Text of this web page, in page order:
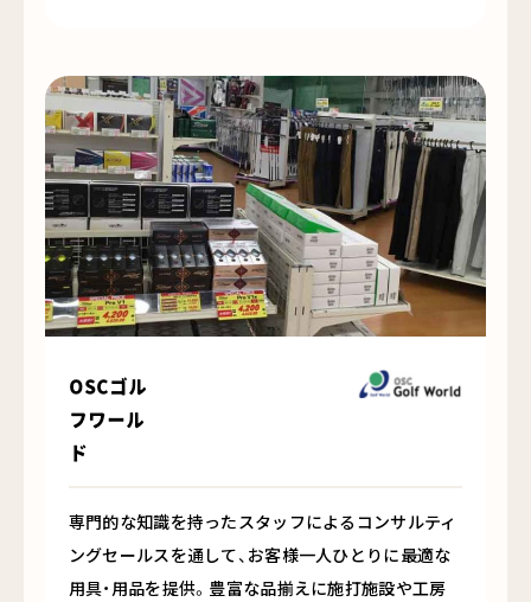
OSCゴル
フワール
ド
専門的な知識を持ったスタッフによるコンサルティ
ングセールスを通して、お客様一人ひとりに最適な
用具・用品を提供。豊富な品揃えに施打施設や工房